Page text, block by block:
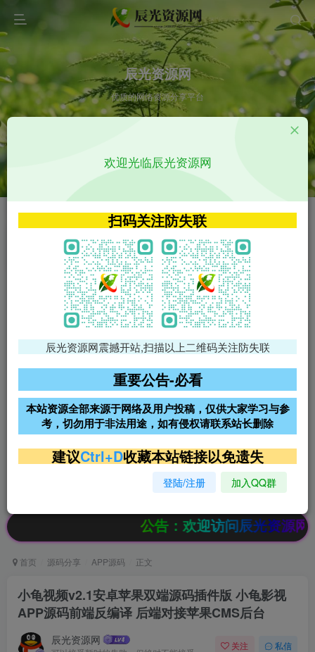
辰光资源网
优质的网络资源分享平台
VIP特权介绍 APP源码
VIP特权介绍
火
VIP特权介绍
影视源码
影视源码
免费领支付宝红包
腾讯轻量4核4G3M服务器38元/
阿里云2核2G200M服务器68元/
年
雨云高防免备案服务器
超低价文字广告位招租 超低价文字广告位招租
超低价文字广告位招租
公告：欢迎访问辰光资源网，本站会员
首页 源码分享 APP源码 正文
小龟视频v2.1安卓苹果双端源码插件版 小龟影视
APP源码前端反编译 后端对接苹果CMS后台
辰光资源网 关注 私信
欢迎光临辰光资源网
扫码关注防失联
辰光资源网震撼开站,扫描以上二维码关注防失联
重要公告-必看
本站资源全部来源于网络及用户投稿，仅供大家学习与参
考，切勿用于非法用途，如有侵权请联系站长删除
建议Ctrl+D收藏本站链接以免遗失
登陆/注册 加入QQ群